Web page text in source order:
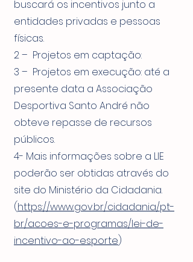
buscará os incentivos junto a
entidades privadas e pessoas
físicas.
2 – Projetos em captação:
3 – Projetos em execução: até a
presente data a Associação
Desportiva Santo André não
obteve repasse de recursos
públicos.
4- Mais informações sobre a LIE
poderão ser obtidas através do
site do Ministério da Cidadania.
(https://www.gov.br/cidadania/pt-
br/acoes-e-programas/lei-de-
incentivo-ao-esporte)